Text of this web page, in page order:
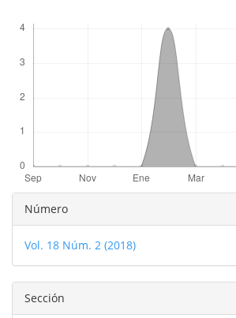
Detalles
del
artículo
Número
Vol. 18 Núm. 2 (2018)
Sección